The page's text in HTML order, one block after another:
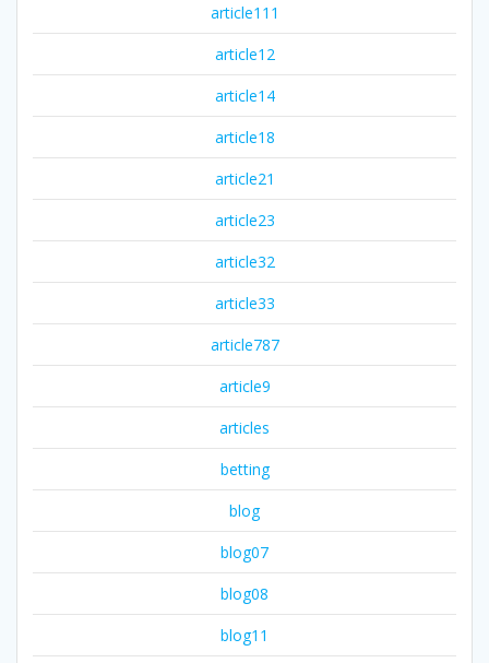
article111
article12
article14
article18
article21
article23
article32
article33
article787
article9
articles
betting
blog
blog07
blog08
blog11